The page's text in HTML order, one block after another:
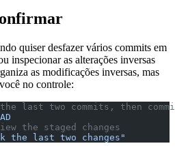
quiser desfazer vários commits em
inspecionar as alterações inversas
as modificações inversas, mas
no controle:
last two commits, then
the staged changes
the last two changes"